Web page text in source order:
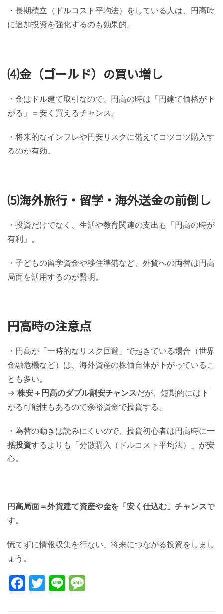
・長期積立（ドルコスト平均法）をしている人は、円高時
に追加投資を強化するのも効果的。
⑷金（ゴールド）の買い増し
・金はドル建て取引なので、円高の時は「円建て価格が下
がる」＝安く買えるチャンス。
・将来的なインフレや円安リスクに備えてコツコツ購入す
るのが有効。
⑸海外旅行・留学・海外送金の前倒し
・投資だけでなく、生活や教育関連の支出も「円高の時が
有利」。
・子どもの留学資金や移住準備など、外貨への両替は円高
局面を活用するのが賢明。
円高時の注意点
・円高が「一時的なリスク回避」で起きている場合（世界
金融危機など）は、海外資産の株価自体が下がっているこ
とも多い。
→ 株安＋円高のダブル割安チャンスだが、短期的には下
がる可能性もあるので余裕資金で投資する。
・為替の動きは読みにくいので、投資初心者は円高時に一
括投資するよりも「分散購入（ドルコスト平均法）」が安
心。
円高局面＝外貨建て資産や金を「安く仕込む」チャンスで
す。
慌てずに情報収集を行ない、将来につながる投資をしまし
ょう。
Facebook
Twitter
Line